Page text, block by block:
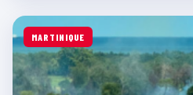
MARTINIQUE